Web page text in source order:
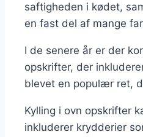
saftigheden i kødet,
en fast del af mange
I de senere år er der
opskrifter, der
blevet en populær ret,
Kylling i ovn opskrifter
inkluderer krydderier